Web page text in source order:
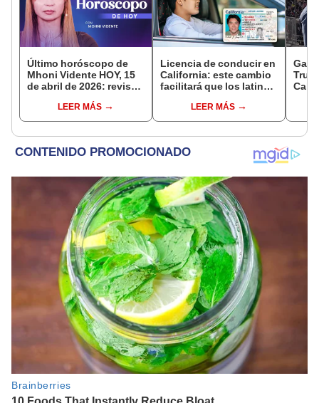
Último horóscopo de
Mhoni Vidente HOY, 15
de abril de 2026: revisa
signo y entérate si te
espera un día
LEER MÁS
Licencia de conducir en
California: este cambio
facilitará que los latinos
manejo en Estados
Unidos
LEER MÁS